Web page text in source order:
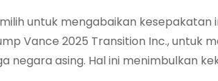
untuk mengabaikan kesepakatan
Vance 2025 Transition Inc., untuk
asing. Hal ini menimbulkan